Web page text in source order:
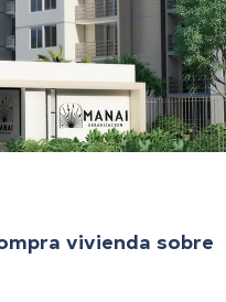
vivienda sobre